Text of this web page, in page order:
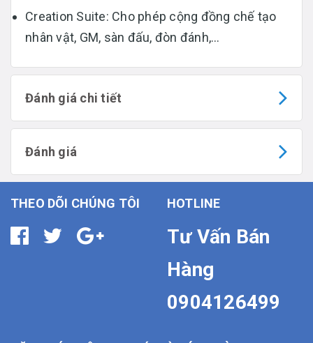
Creation Suite: Cho phép cộng đồng chế tạo
nhân vật, GM, sàn đấu, đòn đánh,…
Đánh giá chi tiết
Đánh giá
THEO DÕI CHÚNG TÔI HOTLINE
Tư Vấn Bán
Hàng
0904126499